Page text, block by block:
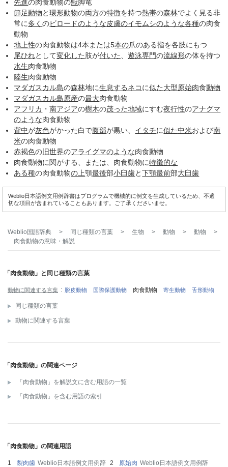
先進の肉食動物の獣脚竜
節足動物と環形動物の両方の特徴を持つ熱帯の森林でよく見る非
常に多くのビロードのような皮膚のイモムシのような各種の肉食
動物
地上性の肉食動物は4本または5本の爪のある指を各肢にもつ
尾ひれとして変化した 肢が付いた 、遊泳専門の流線形の体を持つ
水生肉食動物
陸生肉食動物
マダガスカル島の森林地に生息するネコに似た大型原始肉食動物
マダガスカル島原産の最大肉食動物
アフリカ ・南アジアの樹木の茂った地域にすむ夜行性のアナグマ
のような肉食動物
背中が灰色がかった白で腹部が黒い、 イタチに似た中米および南
米の肉食動物
赤褐色の 旧世界のアライグマのような肉食動物
肉食動物に関がする、または、肉食動物に特徴的な
ある種の肉食動物の上顎最後部小臼歯と下顎最前部大臼歯
Weblio日本語例文用例辞書はプログラムで機械的に例文を生成しているため、不適
切な項目が含まれていることもあります。ご了承くださいませ。
Weblio国語辞典 > 同じ種類の言葉 > 生物 > 動物 > 動物
>
肉食動物の意味・解説
「肉食動物」と同じ種類の言葉
動物に関連する言葉 脱皮動物 国際保護動物 肉食動物 寄生動物 舌形動物
同じ種類の言葉
動物に関連する言葉
「肉食動物」の関連ページ
「肉食動物」を解説文に含む用語の一覧
「肉食動物」を含む用語の索引
「肉食動物」の関連用語
裂肉歯 Weblio日本語例文用例辞
原始肉 Weblio日本語例文用例辞